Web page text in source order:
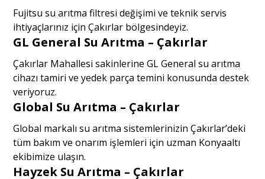
Fujitsu su arıtma filtresi değişimi ve teknik servis
ihtiyaçlarınız için Çakırlar bölgesindeyiz.
GL General Su Arıtma – Çakırlar
Çakırlar Mahallesi sakinlerine GL General su arıtma
cihazı tamiri ve yedek parça temini konusunda destek
veriyoruz.
Global Su Arıtma – Çakırlar
Global markalı su arıtma sistemlerinizin Çakırlar’deki
tüm bakım ve onarım işlemleri için uzman Konyaaltı
ekibimize ulaşın.
Hayzek Su Arıtma – Çakırlar